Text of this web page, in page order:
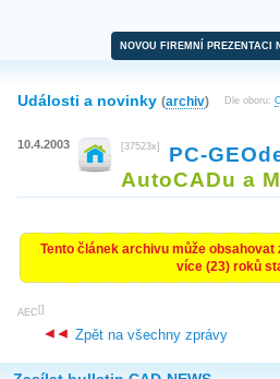
NOVOU FIREMNÍ PREZENTACI
Dle oboru:
Události a novinky (archiv)
10.4.2003 [37523x] PC-
AutoCADu a
Tento článek archivu může
více (23) roků
[
AEC ]
Zpět na všechny zprávy